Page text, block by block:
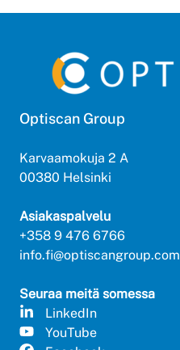
Optiscan Group
Karvaamokuja 2 A
00380 Helsinki
Asiakaspalvelu
+358 9 476 6766
info.fi@optiscangroup.com
Seuraa meitä somessa
LinkedIn
YouTube